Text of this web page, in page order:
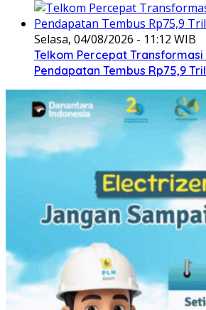
Selasa, 04/08/2026 - 11:12 WIB
Telkom Percepat Transformasi
Pendapatan Tembus Rp75,9